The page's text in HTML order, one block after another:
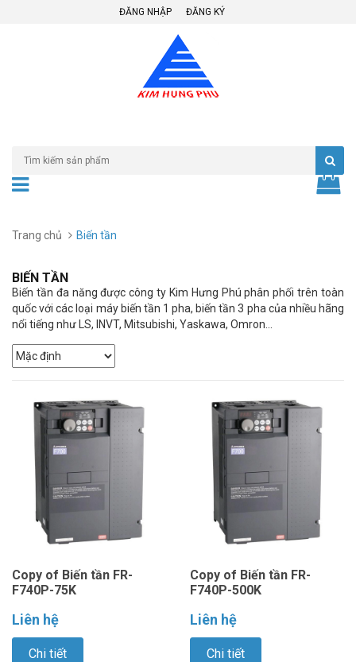
ĐĂNG NHẬP ĐĂNG KÝ
Trang chủ Biến tần
BIẾN TẦN
Biến tần đa năng được công ty Kim Hưng Phú phân phối trên toàn
quốc với các loại máy biến tần 1 pha, biến tần 3 pha của nhiều hãng
nổi tiếng như LS, INVT, Mitsubishi, Yaskawa, Omron...
Copy of Biến tần FR-
F740P-75K
Liên hệ
Chi tiết
Copy of Biến tần FR-
F740P-500K
Liên hệ
Chi tiết